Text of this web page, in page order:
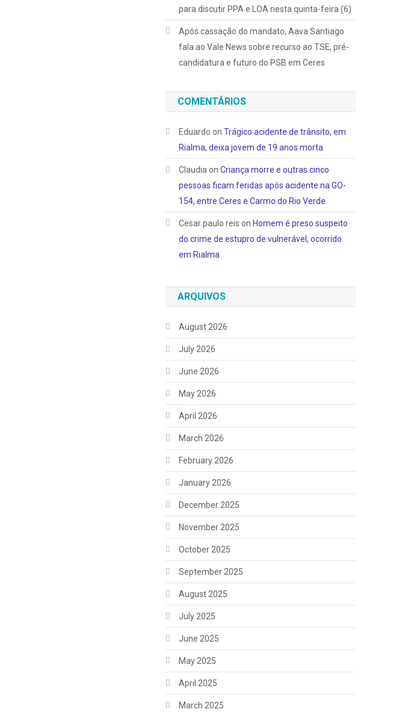
para discutir PPA e LOA nesta quinta-feira (6)
Após cassação do mandato, Aava Santiago
fala ao Vale News sobre recurso ao TSE, pré-
candidatura e futuro do PSB em Ceres
COMENTÁRIOS
Eduardo onTrágico acidente de trânsito, em
Rialma, deixa jovem de 19 anos morta
ClaudiaonCriança morre e outras cinco
pessoas ficam feridas após acidente na GO-
154, entre Ceres e Carmo do Rio Verde
Cesar paulo reis on Homem é preso suspeito
do crime de estupro de vulnerável, ocorrido
em Rialma
ARQUIVOS
August 2026
July 2026
June 2026
May 2026
April 2026
March 2026
February 2026
January 2026
December 2025
November 2025
October 2025
September 2025
August 2025
July 2025
June 2025
May 2025
April 2025
March 2025